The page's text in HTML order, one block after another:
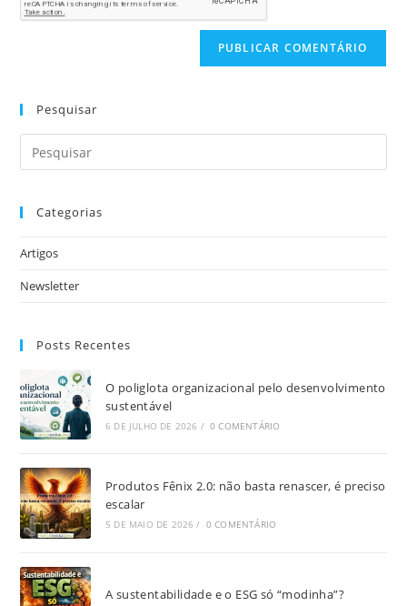
Pesquisar
Categorias
Artigos
Newsletter
Posts Recentes
O poliglota organizacional pelo desenvolvimento
sustentável
6 DE JULHO DE 2026 / 0 COMENTÁRIO
Produtos Fênix 2.0: não basta renascer, é preciso
escalar
5 DE MAIO DE 2026 / 0 COMENTÁRIO
A sustentabilidade e o ESG só “modinha”?